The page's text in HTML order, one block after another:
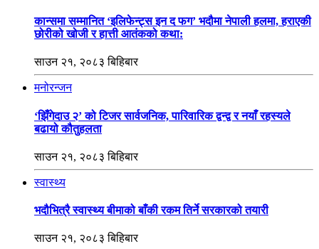
कान्समा सम्मानित ‘इलिफेन्ट्स इन द फग’ भदौमा नेपाली हलमा, हराएकी
छोरीको खोजी र हात्ती आतंकको कथा:
साउन २१, २०८३ बिहिबार
मनोरन्जन
‘झिँगेदाउ २’ को टिजर सार्वजनिक, पारिवारिक द्वन्द्व र नयाँ रहस्यले
बढायो कौतुहलता
साउन २१, २०८३ बिहिबार
स्वास्थ्य
भदौभित्रै स्वास्थ्य बीमाको बाँकी रकम तिर्ने सरकारको तयारी
साउन २१, २०८३ बिहिबार